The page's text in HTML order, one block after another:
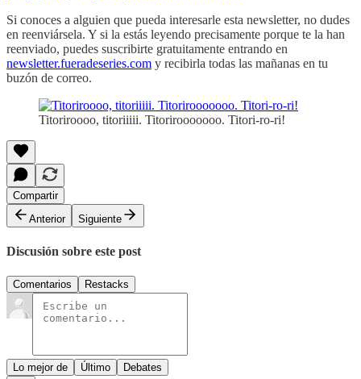
Si conoces a alguien que pueda interesarle esta newsletter, no dudes
en reenviársela. Y si la estás leyendo precisamente porque te la han
reenviado, puedes suscribirte gratuitamente entrando en
newsletter.fueradeseries.com y recibirla todas las mañanas en tu
buzón de correo.
Titoriroooo, titoriiiii. Titorirooooooo. Titori-ro-ri!
Compartir
Anterior
Siguiente
Discusión sobre este post
Comentarios Restacks
Lo mejor de Último Debates